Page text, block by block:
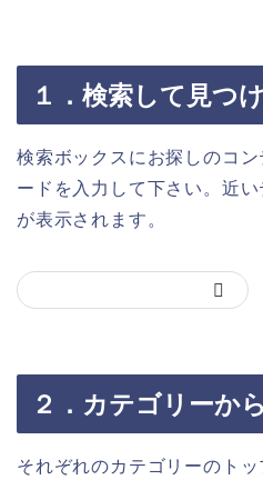
１．検索して見つ
検索ボックスにお探しのコ
ードを入力して下さい。近
が表示されます。
２．カテゴリーか
それぞれのカテゴリーのト